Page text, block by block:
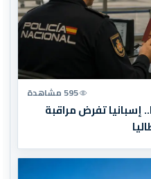
595 مشاهدة
إسبانيا تفرض مراقبة